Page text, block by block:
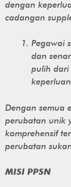
dengan
cadangan
Pegawai
dan
pulih dari
Dengan semua
perubatan unik
komprehensif
perubatan
MISI PPSN